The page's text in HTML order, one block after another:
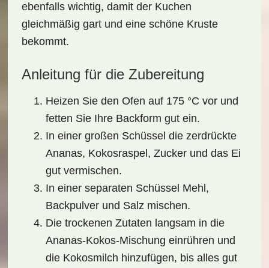
ebenfalls wichtig, damit der Kuchen
gleichmäßig gart und eine schöne Kruste
bekommt.
Anleitung für die Zubereitung
Heizen Sie den Ofen auf 175 °C vor und
fetten Sie Ihre Backform gut ein.
In einer großen Schüssel die zerdrückte
Ananas, Kokosraspel, Zucker und das Ei
gut vermischen.
In einer separaten Schüssel Mehl,
Backpulver und Salz mischen.
Die trockenen Zutaten langsam in die
Ananas-Kokos-Mischung einrühren und
die Kokosmilch hinzufügen, bis alles gut